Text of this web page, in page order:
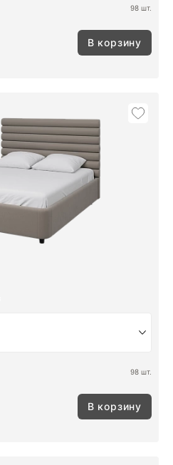
98 шт.
В корзину
98 шт.
В корзину